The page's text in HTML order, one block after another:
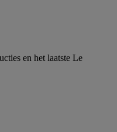
en het laatste Le